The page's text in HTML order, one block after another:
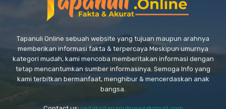
Tapanuli Online sebuah website yang tujuan maupun arahnya
memberikan informasi fakta & terpercaya Meskipun umurnya
kategori mudah, kami mencoba memberitakan informasi dengan
tetap mencantumkan sumber informasinya. Semoga Info yang
kami terbitkan bermanfaat, menghibur & mencerdaskan anak
bangsa.